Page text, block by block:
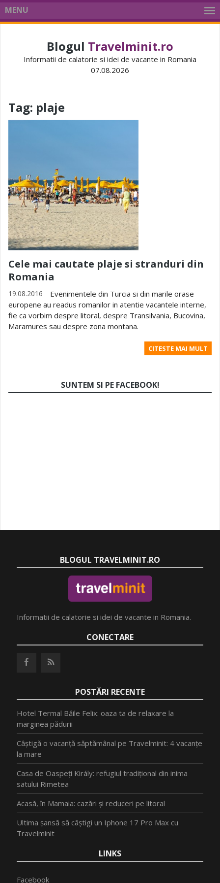
MENU
Blogul Travelminit.ro
Informatii de calatorie si idei de vacante in Romania
07.08.2026
Tag: plaje
Cele mai cautate plaje si stranduri din
Romania
19.08.2016
Evenimentele din Turcia si din marile orase
europene au readus romanilor in atentie vacantele interne,
fie ca vorbim despre litoral, despre Transilvania, Bucovina,
Maramures sau despre zona montana.
CITESTE MAI MULT
SUNTEM SI PE FACEBOOK!
BLOGUL TRAVELMINIT.RO
Informatii de calatorie si idei de vacante in Romania.
CONECTARE
POSTĂRI RECENTE
Hotel Termal Băile Felix: oaza ta de relaxare la
marginea pădurii
Câștigă o vacanță săptămânal pe Travelminit: 4 vacanțe
la mare
Casa de Oaspeți Király: refugiul tradițional din inima
satului Rimetea
Acasă, în Mamaia: cazări și reduceri pe litoral
Ultima șansă să câștigi un Iphone 17 Pro Max cu
Travelminit
LINKS
Facebook